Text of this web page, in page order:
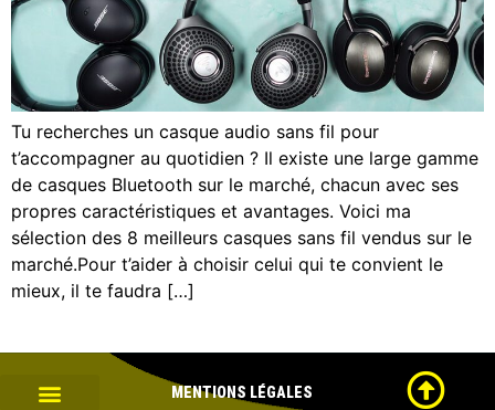
Tu recherches un casque audio sans fil pour
t’accompagner au quotidien ? Il existe une large gamme
de casques Bluetooth sur le marché, chacun avec ses
propres caractéristiques et avantages. Voici ma
sélection des 8 meilleurs casques sans fil vendus sur le
marché.Pour t’aider à choisir celui qui te convient le
mieux, il te faudra […]
MENTIONS LÉGALES